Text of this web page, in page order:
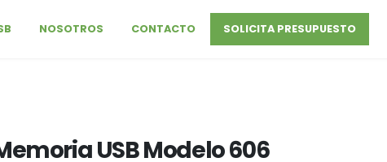
NOSOTROS CONTACTO SOLICITA PRESUPUESTO
USB Modelo 606